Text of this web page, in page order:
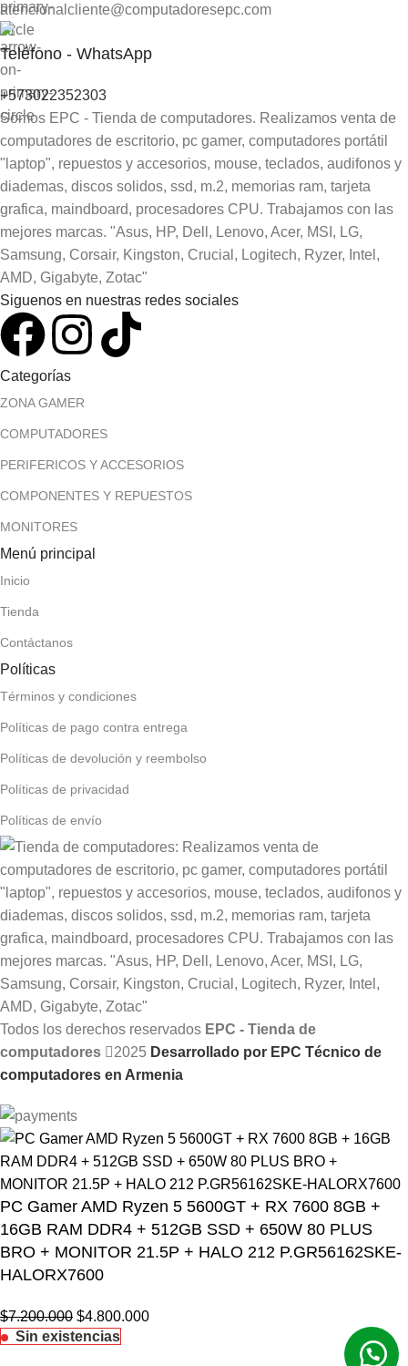
atencionalcliente@computadoresepc.com
Teléfono - WhatsApp
+573022352303
Somos EPC - Tienda de computadores. Realizamos venta de
computadores de escritorio, pc gamer, computadores portátil
"laptop", repuestos y accesorios, mouse, teclados, audifonos y
diademas, discos solidos, ssd, m.2, memorias ram, tarjeta
grafica, maindboard, procesadores CPU. Trabajamos con las
mejores marcas. "Asus, HP, Dell, Lenovo, Acer, MSI, LG,
Samsung, Corsair, Kingston, Crucial, Logitech, Ryzer, Intel,
AMD, Gigabyte, Zotac"
Siguenos en nuestras redes sociales
Categorías
ZONA GAMER
COMPUTADORES
PERIFERICOS Y ACCESORIOS
COMPONENTES Y REPUESTOS
MONITORES
Menú principal
Inicio
Tienda
Contáctanos
Políticas
Términos y condiciones
Políticas de pago contra entrega
Políticas de devolución y reembolso
Políticas de privacidad
Políticas de envío
Todos los derechos reservados EPC - Tienda de
computadores
2025 Desarrollado por EPC Técnico de
computadores en Armenia
PC Gamer AMD Ryzen 5 5600GT + RX 7600 8GB +
16GB RAM DDR4 + 512GB SSD + 650W 80 PLUS
BRO + MONITOR 21.5P + HALO 212 P.GR56162SKE-
HALORX7600
$7.200.000 $4.800.000
Sin existencias